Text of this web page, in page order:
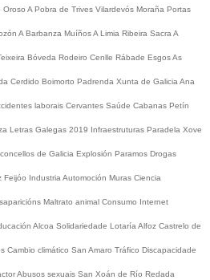
Oroso A Pobra de Trives Vilardevós Moraña Portas
A Barbanza MuíñosA Limia Ribeira Sacra A
Bóveda Rodeiro Cenlle Rábade EsgosAs
Cerdido Boimorto Padrenda Xunta de Galicia Ana
laborais Cervantes Saúde Cabanas Petín
Letras Galegas 2019 Infraestruturas Paradela Xove
de Galicia Explosión Paramos Drogas
Feijóo Industria Automoción Muras Ciencia
Maltrato animal Consumo Internet
Alcoa Solidariedade Lotaría Alfoz Castrelo de
Cambio climático San Amaro Tráfico Discapacidade
Abusos sexuais San Xoán de Río Redada